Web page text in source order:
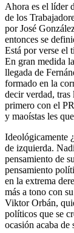
Ahora es el líder
de los
por José
entonces se
Está por verse el
En gran medida
llegada de
formado en la
decir verdad, tras
primero con el
y maoístas les
Ideológicamente
de izquierda.
pensamiento de
pensamiento
en la extrema
más a tono con
Viktor Orbán,
políticos que se
ocasión acaba